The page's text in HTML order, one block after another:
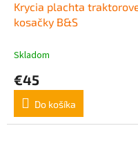
Krycia plachta
kosačky B&S
Skladom
€45
Do košíka